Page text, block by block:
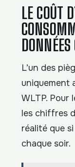
LE COÛT
DONNÉES
L’un des
uniquement
WLTP. Pour
les chiffres
réalité que
chaque soir.